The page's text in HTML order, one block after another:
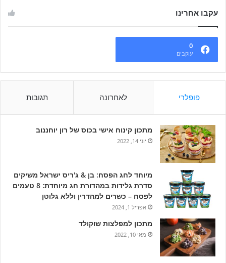
עקבו אחרינו
0
עוקבים
פופלרי לאחרונה תגובות
מתכון קינוח אישי בכוס של רון יוחננוב
יוני 14, 2022
מיוחד לחג הפסח: בן & ג'ריס ישראל משיקים
סדרת גלידות במהדורת חג מיוחדת: 8 טעמים
לפסח – כשרים למהדרין וללא גלוטן
אפריל 1, 2024
מתכון למפלצות שוקולד
מאי 10, 2022